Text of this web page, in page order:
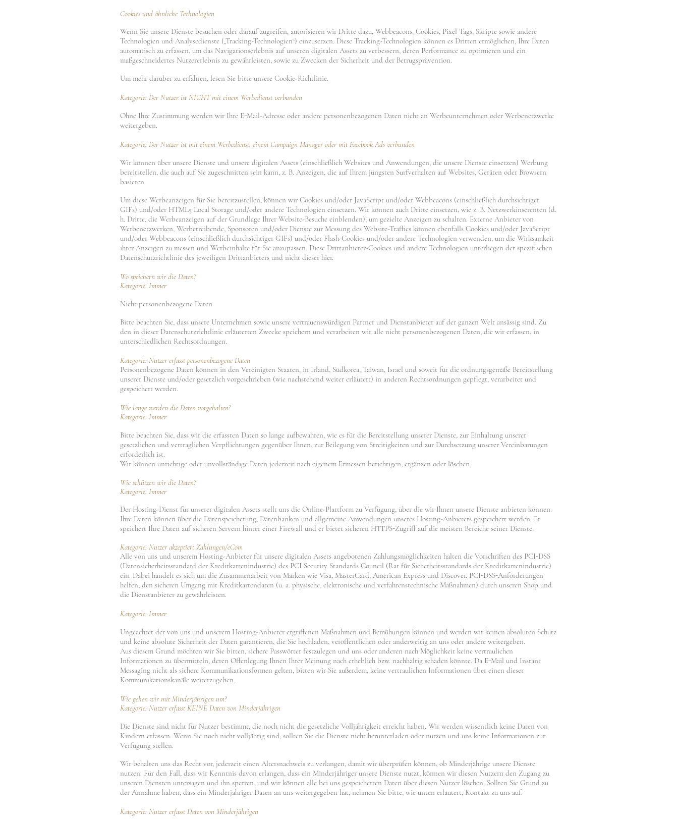
Cookies und ähnliche Technologien
Wenn Sie unsere Dienste besuchen oder darauf zugreifen, autorisieren wir Dritte dazu, Webbeacons, Cookies, Pixel Tags, Skripte sowie andere
Technologien und Analysedienste („Tracking-Technologien“) einzusetzen. Diese Tracking-Technologien können es Dritten ermöglichen, Ihre Daten
automatisch zu erfassen, um das Navigationserlebnis auf unseren digitalen Assets zu verbessern, deren Performance zu optimieren und ein
maßgeschneidertes Nutzererlebnis zu gewährleisten, sowie zu Zwecken der Sicherheit und der Betrugsprävention.
Um mehr darüber zu erfahren, lesen Sie bitte unsere Cookie-Richtlinie.
Kategorie: Der Nutzer ist NICHT mit einem Werbedienst verbunden
Ohne Ihre Zustimmung werden wir Ihre E-Mail-Adresse oder andere personenbezogenen Daten nicht an Werbeunternehmen oder Werbenetzwerke
weitergeben.
Kategorie: Der Nutzer ist mit einem Werbedienst, einem Campaign Manager oder mit Facebook Ads verbunden
Wir können über unsere Dienste und unsere digitalen Assets (einschließlich Websites und Anwendungen, die unsere Dienste einsetzen) Werbung
bereitstellen, die auch auf Sie zugeschnitten sein kann, z. B. Anzeigen, die auf Ihrem jüngsten Surfverhalten auf Websites, Geräten oder Browsern
basieren.
Um diese Werbeanzeigen für Sie bereitzustellen, können wir Cookies und/oder JavaScript und/oder Webbeacons (einschließlich durchsichtiger
GIFs) und/oder HTML5 Local Storage und/oder andere Technologien einsetzen. Wir können auch Dritte einsetzen, wie z. B. Netzwerkinserenten (d.
h. Dritte, die Werbeanzeigen auf der Grundlage Ihrer Website-Besuche einblenden), um gezielte Anzeigen zu schalten. Externe Anbieter von
Werbenetzwerken, Werbetreibende, Sponsoren und/oder Dienste zur Messung des Website-Traffics können ebenfalls Cookies und/oder JavaScript
und/oder Webbeacons (einschließlich durchsichtiger GIFs) und/oder Flash-Cookies und/oder andere Technologien verwenden, um die Wirksamkeit
ihrer Anzeigen zu messen und Werbeinhalte für Sie anzupassen. Diese Drittanbieter-Cookies und andere Technologien unterliegen der spezifischen
Datenschutzrichtlinie des jeweiligen Drittanbieters und nicht dieser hier.
Wo speichern wir die Daten?
Kategorie: Immer
Nicht personenbezogene Daten
Bitte beachten Sie, dass unsere Unternehmen sowie unsere vertrauenswürdigen Partner und Dienstanbieter auf der ganzen Welt ansässig sind. Zu
den in dieser Datenschutzrichtlinie erläuterten Zwecke speichern und verarbeiten wir alle nicht personenbezogenen Daten, die wir erfassen, in
unterschiedlichen Rechtsordnungen.
Kategorie: Nutzer erfasst personenbezogene Daten
Personenbezogene Daten können in den Vereinigten Staaten, in Irland, Südkorea, Taiwan, Israel und soweit für die ordnungsgemäße Bereitstellung
unserer Dienste und/oder gesetzlich vorgeschrieben (wie nachstehend weiter erläutert) in anderen Rechtsordnungen gepflegt, verarbeitet und
gespeichert werden.
Wie lange werden die Daten vorgehalten?
Kategorie: Immer
Bitte beachten Sie, dass wir die erfassten Daten so lange aufbewahren, wie es für die Bereitstellung unserer Dienste, zur Einhaltung unserer
gesetzlichen und vertraglichen Verpflichtungen gegenüber Ihnen, zur Beilegung von Streitigkeiten und zur Durchsetzung unserer Vereinbarungen
erforderlich ist.
Wir können unrichtige oder unvollständige Daten jederzeit nach eigenem Ermessen berichtigen, ergänzen oder löschen.
Wie schützen wir die Daten?
Kategorie: Immer
Der Hosting-Dienst für unserer digitalen Assets stellt uns die Online-Plattform zu Verfügung, über die wir Ihnen unsere Dienste anbieten können.
Ihre Daten können über die Datenspeicherung, Datenbanken und allgemeine Anwendungen unseres Hosting-Anbieters gespeichert werden. Er
speichert Ihre Daten auf sicheren Servern hinter einer Firewall und er bietet sicheren HTTPS-Zugriff auf die meisten Bereiche seiner Dienste.
Kategorie: Nutzer akzeptiert Zahlungen/eCom
Alle von uns und unserem Hosting-Anbieter für unsere digitalen Assets angebotenen Zahlungsmöglichkeiten halten die Vorschriften des PCI-DSS
(Datensicherheitsstandard der Kreditkartenindustrie) des PCI Security Standards Council (Rat für Sicherheitsstandards der Kreditkartenindustrie)
ein. Dabei handelt es sich um die Zusammenarbeit von Marken wie Visa, MasterCard, American Express und Discover. PCI-DSS-Anforderungen
helfen, den sicheren Umgang mit Kreditkartendaten (u. a. physische, elektronische und verfahrenstechnische Maßnahmen) durch unseren Shop und
die Dienstanbieter zu gewährleisten.
Kategorie: Immer
Ungeachtet der von uns und unserem Hosting-Anbieter ergriffenen Maßnahmen und Bemühungen können und werden wir keinen absoluten Schutz
und keine absolute Sicherheit der Daten garantieren, die Sie hochladen, veröffentlichen oder anderweitig an uns oder andere weitergeben.
Aus diesem Grund möchten wir Sie bitten, sichere Passwörter festzulegen und uns oder anderen nach Möglichkeit keine vertraulichen
Informationen zu übermitteln, deren Offenlegung Ihnen Ihrer Meinung nach erheblich bzw. nachhaltig schaden könnte. Da E-Mail und Instant
Messaging nicht als sichere Kommunikationsformen gelten, bitten wir Sie außerdem, keine vertraulichen Informationen über einen dieser
Kommunikationskanäle weiterzugeben.
Wie gehen wir mit Minderjährigen um?
Kategorie: Nutzer erfasst KEINE Daten von Minderjährigen
Die Dienste sind nicht für Nutzer bestimmt, die noch nicht die gesetzliche Volljährigkeit erreicht haben. Wir werden wissentlich keine Daten von
Kindern erfassen. Wenn Sie noch nicht volljährig sind, sollten Sie die Dienste nicht herunterladen oder nutzen und uns keine Informationen zur
Verfügung stellen.
Wir behalten uns das Recht vor, jederzeit einen Altersnachweis zu verlangen, damit wir überprüfen können, ob Minderjährige unsere Dienste
nutzen. Für den Fall, dass wir Kenntnis davon erlangen, dass ein Minderjähriger unsere Dienste nutzt, können wir diesen Nutzern den Zugang zu
unseren Diensten untersagen und ihn sperren, und wir können alle bei uns gespeicherten Daten über diesen Nutzer löschen. Sollten Sie Grund zu
der Annahme haben, dass ein Minderjähriger Daten an uns weitergegeben hat, nehmen Sie bitte, wie unten erläutert, Kontakt zu uns auf.
Kategorie: Nutzer erfasst Daten von Minderjährigen